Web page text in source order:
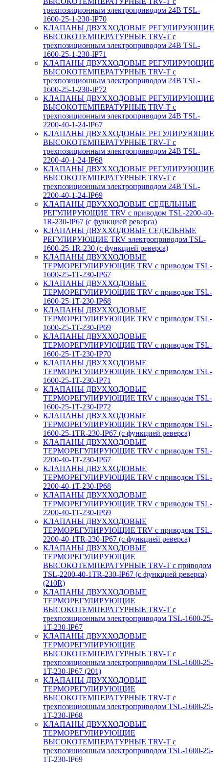
трехпозиционным электроприводом 24В TSL-
1600-25-1-230-IP70
КЛАПАНЫ ДВУХХОДОВЫЕ РЕГУЛИРУЮЩИЕ
ВЫСОКОТЕМПЕРАТУРНЫЕ TRV-T с
трехпозиционным электроприводом 24В TSL-
1600-25-1-230-IP71
КЛАПАНЫ ДВУХХОДОВЫЕ РЕГУЛИРУЮЩИЕ
ВЫСОКОТЕМПЕРАТУРНЫЕ TRV-T с
трехпозиционным электроприводом 24В TSL-
1600-25-1-230-IP72
КЛАПАНЫ ДВУХХОДОВЫЕ РЕГУЛИРУЮЩИЕ
ВЫСОКОТЕМПЕРАТУРНЫЕ TRV-T с
трехпозиционным электроприводом 24В TSL-
2200-40-1-24-IP67
КЛАПАНЫ ДВУХХОДОВЫЕ РЕГУЛИРУЮЩИЕ
ВЫСОКОТЕМПЕРАТУРНЫЕ TRV-T с
трехпозиционным электроприводом 24В TSL-
2200-40-1-24-IP68
КЛАПАНЫ ДВУХХОДОВЫЕ РЕГУЛИРУЮЩИЕ
ВЫСОКОТЕМПЕРАТУРНЫЕ TRV-T с
трехпозиционным электроприводом 24В TSL-
2200-40-1-24-IP69
КЛАПАНЫ ДВУХХОДОВЫЕ СЕДЕЛЬНЫЕ
РЕГУЛИРУЮЩИЕ TRV с приводом TSL-2200-40-
1R-230-IP67 (с функцией реверса)
КЛАПАНЫ ДВУХХОДОВЫЕ СЕДЕЛЬНЫЕ
РЕГУЛИРУЮЩИЕ TRV электроприводом TSL-
1600-25-1R-230 (с функцией реверса)
КЛАПАНЫ ДВУХХОДОВЫЕ
ТЕРМОРЕГУЛИРУЮЩИЕ TRV с приводом TSL-
1600-25-1T-230-IP67
КЛАПАНЫ ДВУХХОДОВЫЕ
ТЕРМОРЕГУЛИРУЮЩИЕ TRV с приводом TSL-
1600-25-1T-230-IP68
КЛАПАНЫ ДВУХХОДОВЫЕ
ТЕРМОРЕГУЛИРУЮЩИЕ TRV с приводом TSL-
1600-25-1T-230-IP69
КЛАПАНЫ ДВУХХОДОВЫЕ
ТЕРМОРЕГУЛИРУЮЩИЕ TRV с приводом TSL-
1600-25-1T-230-IP70
КЛАПАНЫ ДВУХХОДОВЫЕ
ТЕРМОРЕГУЛИРУЮЩИЕ TRV с приводом TSL-
1600-25-1T-230-IP71
КЛАПАНЫ ДВУХХОДОВЫЕ
ТЕРМОРЕГУЛИРУЮЩИЕ TRV с приводом TSL-
1600-25-1T-230-IP72
КЛАПАНЫ ДВУХХОДОВЫЕ
ТЕРМОРЕГУЛИРУЮЩИЕ TRV с приводом TSL-
1600-25-1TR-230-IP67 (с функцией реверса)
КЛАПАНЫ ДВУХХОДОВЫЕ
ТЕРМОРЕГУЛИРУЮЩИЕ TRV с приводом TSL-
2200-40-1T-230-IP67
КЛАПАНЫ ДВУХХОДОВЫЕ
ТЕРМОРЕГУЛИРУЮЩИЕ TRV с приводом TSL-
2200-40-1T-230-IP68
КЛАПАНЫ ДВУХХОДОВЫЕ
ТЕРМОРЕГУЛИРУЮЩИЕ TRV с приводом TSL-
2200-40-1T-230-IP69
КЛАПАНЫ ДВУХХОДОВЫЕ
ТЕРМОРЕГУЛИРУЮЩИЕ TRV с приводом TSL-
2200-40-1TR-230-IP67 (с функцией реверса)
КЛАПАНЫ ДВУХХОДОВЫЕ
ТЕРМОРЕГУЛИРУЮЩИЕ
ВЫСОКОТЕМПЕРАТУРНЫЕ TRV-T с приводом
TSL-2200-40-1TR-230-IP67 (с функцией реверса)
(210R)
КЛАПАНЫ ДВУХХОДОВЫЕ
ТЕРМОРЕГУЛИРУЮЩИЕ
ВЫСОКОТЕМПЕРАТУРНЫЕ TRV-T с
трехпозиционным электроприводом TSL-1600-25-
1T-230-IP67
КЛАПАНЫ ДВУХХОДОВЫЕ
ТЕРМОРЕГУЛИРУЮЩИЕ
ВЫСОКОТЕМПЕРАТУРНЫЕ TRV-T с
трехпозиционным электроприводом TSL-1600-25-
1T-230-IP67 (201)
КЛАПАНЫ ДВУХХОДОВЫЕ
ТЕРМОРЕГУЛИРУЮЩИЕ
ВЫСОКОТЕМПЕРАТУРНЫЕ TRV-T с
трехпозиционным электроприводом TSL-1600-25-
1T-230-IP68
КЛАПАНЫ ДВУХХОДОВЫЕ
ТЕРМОРЕГУЛИРУЮЩИЕ
ВЫСОКОТЕМПЕРАТУРНЫЕ TRV-T с
трехпозиционным электроприводом TSL-1600-25-
1T-230-IP69